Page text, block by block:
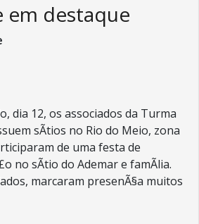
em destaque
dia 12, os associados da Turma
sÃ­tios no Rio do Meio, zona
de uma festa de
no sÃ­tio do Ademar e famÃ­lia.
marcaram presenÃ§a muitos